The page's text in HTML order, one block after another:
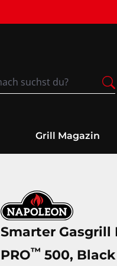
Grill Magazin
Smarter Gasgrill
PRO™ 500,